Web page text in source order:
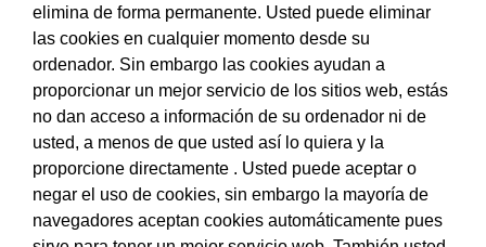
elimina de forma permanente. Usted puede eliminar
las cookies en cualquier momento desde su
ordenador. Sin embargo las cookies ayudan a
proporcionar un mejor servicio de los sitios web, estás
no dan acceso a información de su ordenador ni de
usted, a menos de que usted así lo quiera y la
proporcione directamente . Usted puede aceptar o
negar el uso de cookies, sin embargo la mayoría de
navegadores aceptan cookies automáticamente pues